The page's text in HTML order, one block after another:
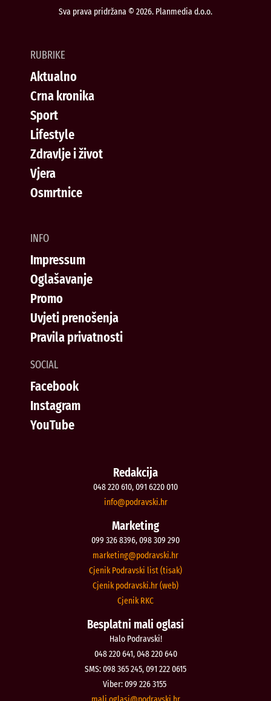
Sva prava pridržana © 2026. Planmedia d.o.o.
RUBRIKE
Aktualno
Crna kronika
Sport
Lifestyle
Zdravlje i život
Vjera
Osmrtnice
INFO
Impressum
Oglašavanje
Promo
Uvjeti prenošenja
Pravila privatnosti
SOCIAL
Facebook
Instagram
YouTube
Redakcija
048 220 610, 091 6220 010
rh.iksvardop
@ofni
Marketing
099 326 8396, 098 309 290
rh.iksvardop
@gnitekram
Cjenik Podravski list (tisak)
Cjenik podravski.hr (web)
Cjenik RKC
Besplatni mali oglasi
Halo Podravski!
048 220 641, 048 220 640
SMS: 098 365 245, 091 222 0615
Viber: 099 226 3155